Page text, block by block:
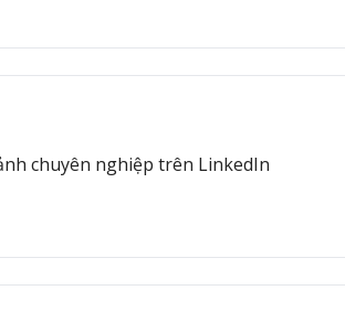
chuyên nghiệp trên LinkedIn